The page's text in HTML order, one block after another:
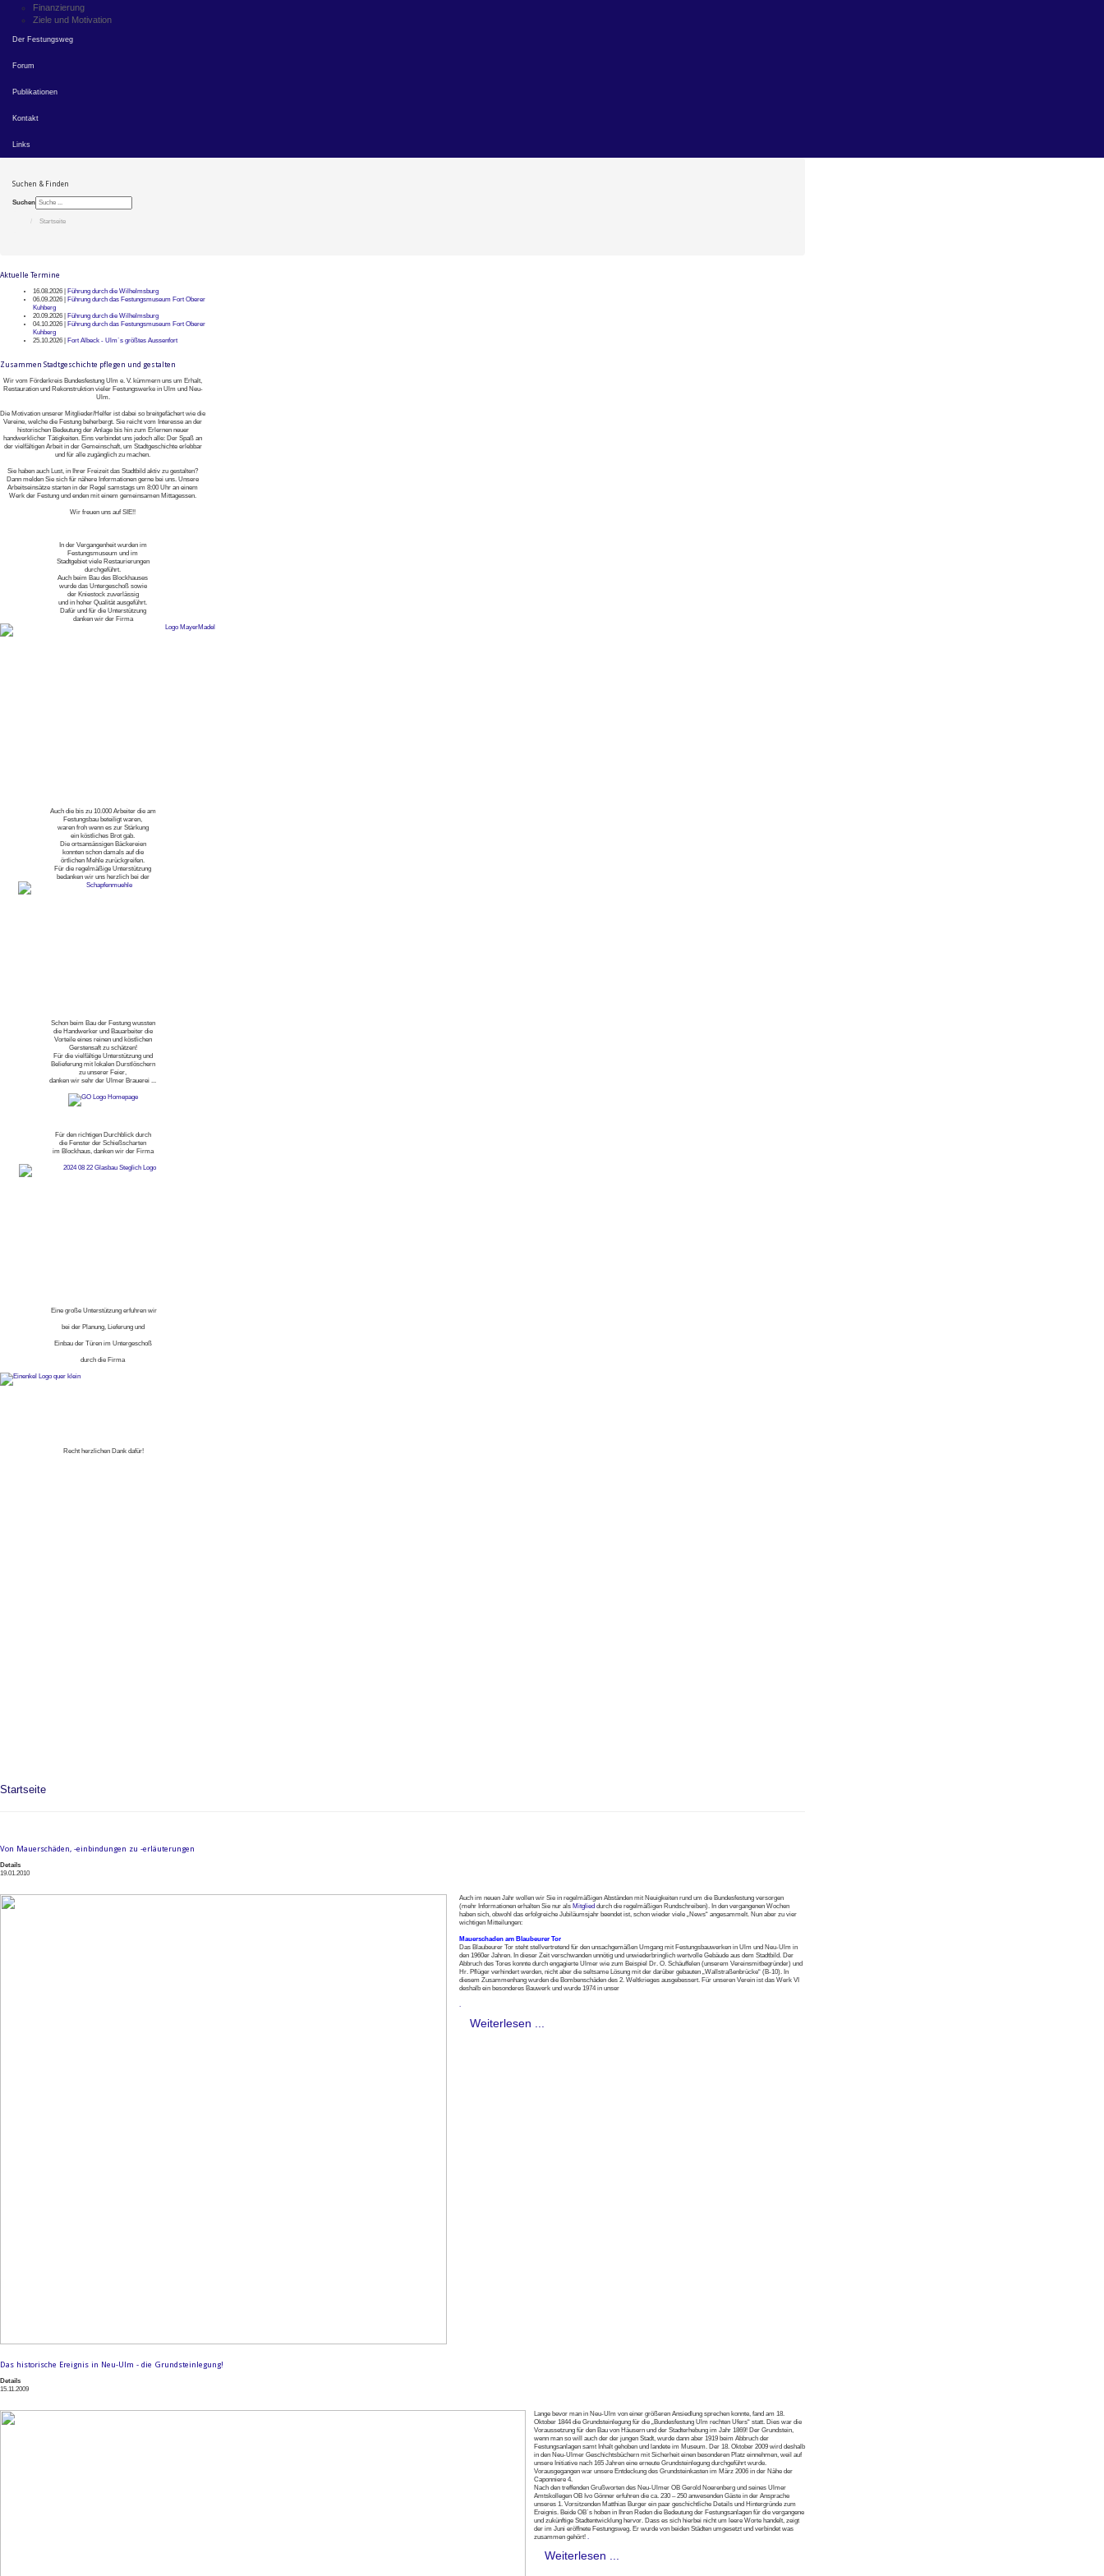
Finanzierung
Ziele und Motivation
Der Festungsweg
Forum
Publikationen
Kontakt
Links
Suchen & Finden
Suchen
Startseite
Aktuelle Termine
16.08.2026 |
Führung durch die Wilhelmsburg
06.09.2026 |
Führung durch das Festungsmuseum Fort Oberer
Kuhberg
20.09.2026 |
Führung durch die Wilhelmsburg
04.10.2026 |
Führung durch das Festungsmuseum Fort Oberer
Kuhberg
25.10.2026 |
Fort Albeck - Ulm`s größtes Aussenfort
Zusammen Stadtgeschichte pflegen und gestalten
Wir vom Förderkreis Bundesfestung Ulm e. V. kümmern uns um Erhalt,
Restauration und Rekonstruktion vieler Festungswerke in Ulm und Neu-
Ulm.
Die Motivation unserer Mitglieder/Helfer ist dabei so breitgefächert wie die
Vereine, welche die Festung beherbergt. Sie reicht vom Interesse an der
historischen Bedeutung der Anlage bis hin zum Erlernen neuer
handwerklicher Tätigkeiten. Eins verbindet uns jedoch alle: Der Spaß an
der vielfältigen Arbeit in der Gemeinschaft, um Stadtgeschichte erlebbar
und für alle zugänglich zu machen.
Sie haben auch Lust, in Ihrer Freizeit das Stadtbild aktiv zu gestalten?
Dann melden Sie sich für nähere Informationen gerne bei uns. Unsere
Arbeitseinsätze starten in der Regel samstags um 8:00 Uhr an einem
Werk der Festung und enden mit einem gemeinsamen Mittagessen.
Wir freuen uns auf SIE!!
In der Vergangenheit wurden im
Festungsmuseum und im
Stadtgebiet viele Restaurierungen
durchgeführt.
Auch beim Bau des Blockhauses
wurde das Untergeschoß sowie
der Kniestock zuverlässig
und in hoher Qualität ausgeführt.
Dafür und für die Unterstützung
danken wir der Firma
Auch die bis zu 10.000 Arbeiter die am
Festungsbau beteiligt waren,
waren froh wenn es zur Stärkung
ein köstliches Brot gab.
Die ortsansässigen Bäckereien
konnten schon damals auf die
örtlichen Mehle zurückgreifen.
Für die regelmäßige Unterstützung
bedanken wir uns herzlich bei der
Schon beim Bau der Festung wussten
die Handwerker und Bauarbeiter die
Vorteile eines reinen und köstlichen
Gerstensaft zu schätzen!
Für die vielfältige Unterstützung und
Belieferung mit lokalen Durstlöschern
zu unserer Feier,
danken wir sehr der Ulmer Brauerei ...
Für den richtigen Durchblick durch
die Fenster der Schießscharten
im Blockhaus, danken wir der Firma
Eine große Unterstützung erfuhren wir
bei der Planung, Lieferung und
Einbau der Türen im Untergeschoß
durch die Firma
Recht herzlichen Dank dafür!
Startseite
Von Mauerschäden, -einbindungen zu -erläuterungen
Details
19.01.2010
Auch im neuen Jahr wollen wir Sie in regelmäßigen Abständen mit Neuigkeiten rund um die Bundesfestung versorgen
(mehr Informationen erhalten Sie nur als Mitglied durch die regelmäßigen Rundschreiben). In den vergangenen Wochen
haben sich, obwohl das erfolgreiche Jubiläumsjahr beendet ist, schon wieder viele „News“ angesammelt. Nun aber zu vier
wichtigen Mitteilungen:
Mauerschaden am Blaubeurer Tor
Das Blaubeurer Tor steht stellvertretend für den unsachgemäßen Umgang mit Festungsbauwerken in Ulm und Neu-Ulm in
den 1960er Jahren. In dieser Zeit verschwanden unnötig und unwiederbringlich wertvolle Gebäude aus dem Stadtbild. Der
Abbruch des Tores konnte durch engagierte Ulmer wie zum Beispiel Dr. O. Schäuffelen (unserem Vereinsmitbegründer) und
Hr. Pflüger verhindert werden, nicht aber die seltsame Lösung mit der darüber gebauten „Wallstraßenbrücke“ (B-10). In
diesem Zusammenhang wurden die Bombenschäden des 2. Weltkrieges ausgebessert. Für unseren Verein ist das Werk VI
deshalb ein besonderes Bauwerk und wurde 1974 in unser
.
Weiterlesen ...
Das historische Ereignis in Neu-Ulm - die Grundsteinlegung!
Details
15.11.2009
Lange bevor man in Neu-Ulm von einer größeren Ansiedlung sprechen konnte, fand am 18.
Oktober 1844 die Grundsteinlegung für die „Bundesfestung Ulm rechten Ufers“ statt. Dies war die
Voraussetzung für den Bau von Häusern und der Stadterhebung im Jahr 1869! Der Grundstein,
wenn man so will auch der der jungen Stadt, wurde dann aber 1919 beim Abbruch der
Festungsanlagen samt Inhalt gehoben und landete im Museum. Der 18. Oktober 2009 wird deshalb
in den Neu-Ulmer Geschichtsbüchern mit Sicherheit einen besonderen Platz einnehmen, weil auf
unsere Initiative nach 165 Jahren eine erneute Grundsteinlegung durchgeführt wurde.
Vorausgegangen war unsere Entdeckung des Grundsteinkasten im März 2006 in der Nähe der
Caponniere 4.
Nach den treffenden Grußworten des Neu-Ulmer OB Gerold Noerenberg und seines Ulmer
Amtskollegen OB Ivo Gönner erfuhren die ca. 230 – 250 anwesenden Gäste in der Ansprache
unseres 1. Vorsitzenden Matthias Burger ein paar geschichtliche Details und Hintergründe zum
Ereignis. Beide OB`s hoben in Ihren Reden die Bedeutung der Festungsanlagen für die vergangene
und zukünftige Stadtentwicklung hervor. Dass es sich hierbei nicht um leere Worte handelt, zeigt
der im Juni eröffnete Festungsweg. Er wurde von beiden Städten umgesetzt und verbindet was
zusammen gehört! .
Weiterlesen ...